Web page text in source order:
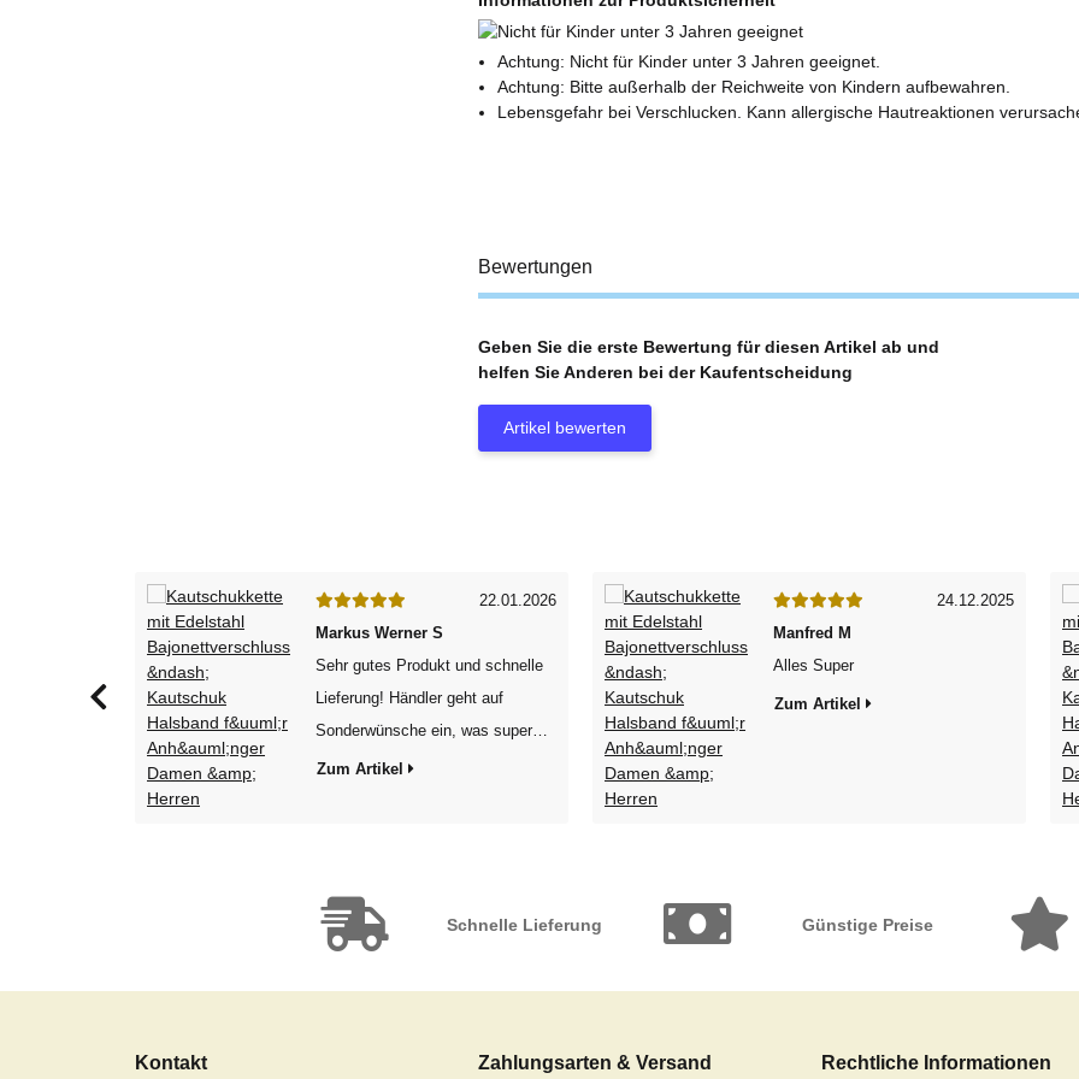
Achtung: Nicht für Kinder unter 3 Jahren geeignet.
Achtung: Bitte außerhalb der Reichweite von Kindern aufbewahren.
Lebensgefahr bei Verschlucken. Kann allergische Hautreaktionen
Bewertungen
Geben Sie die erste Bewertung für diesen Artikel ab und
helfen Sie Anderen bei der Kaufentscheidung
Artikel bewerten
22.01.2026
Markus Werner S
Sehr gutes Produkt und schnelle
Lieferung! Händler geht auf
Sonderwünsche ein, was super
ist. Vielen Dank, gerne wieder..
Zum Artikel
24.12.2025
Manfred M
Alles Super
Zum Artikel
Schnelle Lieferung Günstige Preise
Kontakt Zahlungsarten & Versand Rechtliche Informationen